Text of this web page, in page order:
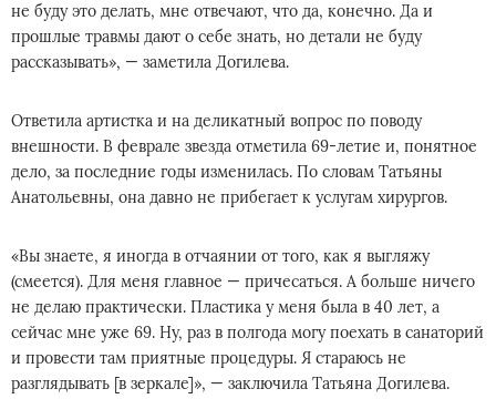
не буду это делать, мне отвечают, что да, конечно. Да и
прошлые травмы дают о себе знать, но детали не буду
рассказывать», — заметила Догилева.
Ответила артистка и на деликатный вопрос по поводу
внешности. В феврале звезда отметила 69-летие и, понятное
дело, за последние годы изменилась. По словам Татьяны
Анатольевны, она давно не прибегает к услугам хирургов.
«Вы знаете, я иногда в отчаянии от того, как я выгляжу
(смеется). Для меня главное — причесаться. А больше ничего
не делаю практически. Пластика у меня была в 40 лет, а
сейчас мне уже 69. Ну, раз в полгода могу поехать в санаторий
и провести там приятные процедуры. Я стараюсь не
разглядывать [в зеркале]», — заключила Татьяна Догилева.